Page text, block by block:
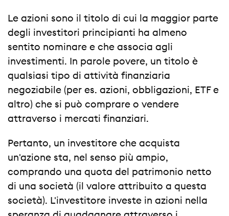
Le azioni sono il titolo di cui la maggior parte
degli investitori principianti ha almeno
sentito nominare e che associa agli
investimenti. In parole povere, un titolo è
qualsiasi tipo di attività finanziaria
negoziabile (per es. azioni, obbligazioni, ETF e
altro) che si può comprare o vendere
attraverso i mercati finanziari.
Pertanto, un investitore che acquista
un'azione sta, nel senso più ampio,
comprando una quota del patrimonio netto
di una società (il valore attribuito a questa
società). L'investitore investe in azioni nella